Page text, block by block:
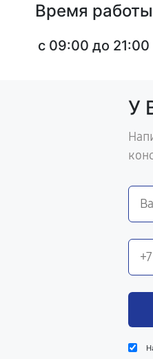
Время работы
c 09:00 до 21:00
У